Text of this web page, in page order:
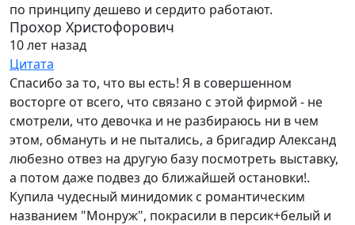
по принципу дешево и сердито работают.
Прохор Христофорович
10 лет назад
Цитата
Спасибо за то, что вы есть! Я в совершенном
восторге от всего, что связано с этой фирмой - не
смотрели, что девочка и не разбираюсь ни в чем
этом, обмануть и не пытались, а бригадир Александ
любезно отвез на другую базу посмотреть выставку,
а потом даже подвез до ближайшей остановки!.
Купила чудесный минидомик с романтическим
названием "Монруж", покрасили в персик+белый и